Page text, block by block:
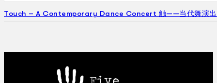
Touch – A Contemporary Dance Concert 触——当代舞演出